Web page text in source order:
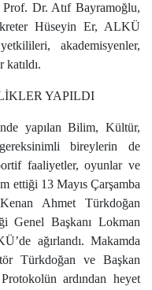
Prof. Dr. Atıf Bayramoğlu,
Hüseyin Er, ALKÜ
akademisyenler,
YAPILDI
yapılan Bilim, Kültür,
bireylerin de
faaliyetler, oyunlar ve
ettiği 13 Mayıs Çarşamba
Ahmet Türkdoğan
Genel Başkanı Lokman
ağırlandı. Makamda
Türkdoğan ve Başkan
ardından heyet